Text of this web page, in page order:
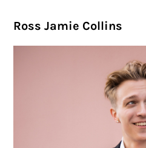
Ross Jamie Collins